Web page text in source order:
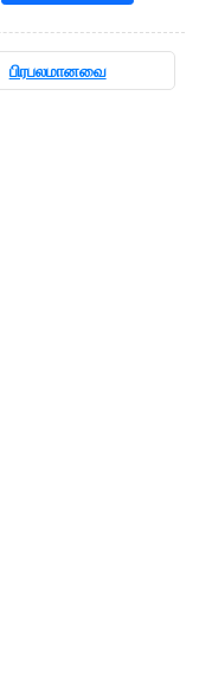
பிரபலமானவை